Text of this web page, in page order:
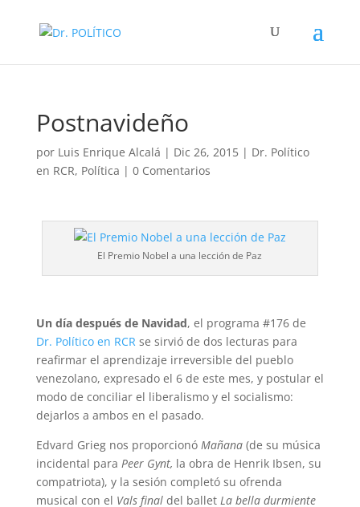
Postnavideño
por Luis Enrique Alcalá | Dic 26, 2015| Dr. Político
en RCR, Política | 0 Comentarios
El Premio Nobel a una lección de Paz
Un día después de Navidad, el programa #176 de
Dr. Político en RCRse sirvió de dos lecturas para
reafirmar el aprendizaje irreversible del pueblo
venezolano, expresado el 6 de este mes, y postular el
modo de conciliar el liberalismo y el socialismo:
dejarlos a ambos en el pasado.
Edvard Grieg nos proporcionó Mañana(de su música
incidental para Peer Gynt, la obra de Henrik Ibsen, su
compatriota), y la sesión completó su ofrenda
musical con el Vals finaldel ballet La bella durmiente